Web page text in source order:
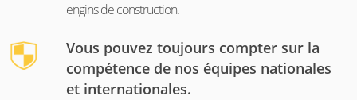
engins de construction.
Vous pouvez toujours compter sur la
compétence de nos équipes nationales
et internationales.